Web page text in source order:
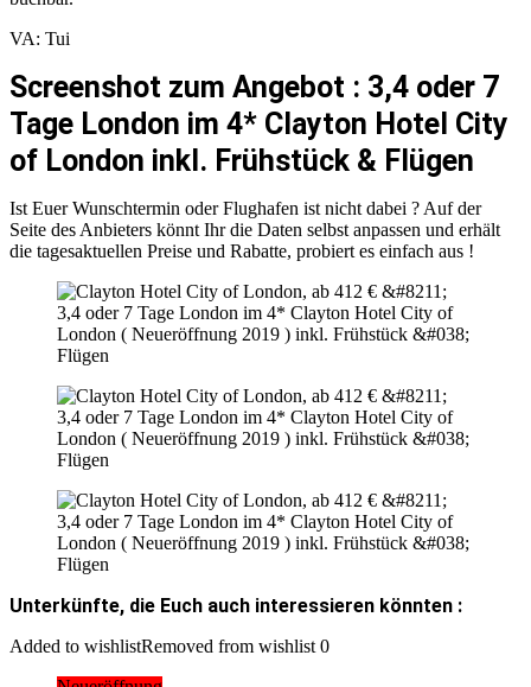
VA: Tui
Screenshot zum Angebot : 3,4 oder 7
Tage London im 4* Clayton Hotel City
of London inkl. Frühstück & Flügen
Ist Euer Wunschtermin oder Flughafen ist nicht dabei ? Auf der
Seite des Anbieters könnt Ihr die Daten selbst anpassen und erhält
die tagesaktuellen Preise und Rabatte, probiert es einfach aus !
Unterkünfte, die Euch auch interessieren könnten :
Added to wishlistRemoved from wishlist 0